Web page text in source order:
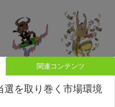
関連コンテンツ
選を取り巻く市場環境